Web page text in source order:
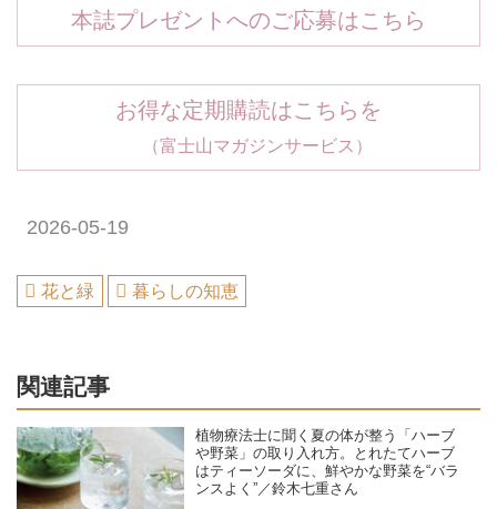
本誌プレゼントへのご応募はこちら
お得な定期購読はこちらを
（富士山マガジンサービス）
2026-05-19
花と緑 暮らしの知恵
関連記事
植物療法士に聞く夏の体が整う「ハーブ
や野菜」の取り入れ方。とれたてハーブ
はティーソーダに、鮮やかな野菜を“バラ
ンスよく”／鈴木七重さん